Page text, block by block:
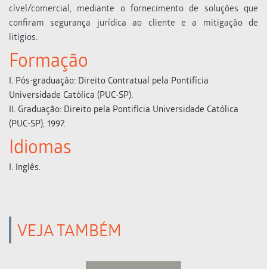
cível/comercial, mediante o fornecimento de soluções que
confiram segurança jurídica ao cliente e a mitigação de
litígios.
Formação
Pós-graduação: Direito Contratual pela Pontifícia
Universidade Católica (PUC-SP).
Graduação: Direito pela Pontifícia Universidade Católica
(PUC-SP), 1997.
Idiomas
Inglês.
VEJA TAMBÉM